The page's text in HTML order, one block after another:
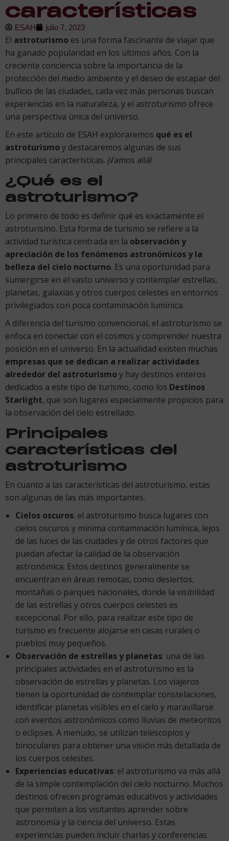
características
ESAH julio 7, 2023
El astroturismo es una forma fascinante de viajar que
ha ganado popularidad en los últimos años. Con la
creciente conciencia sobre la importancia de la
protección del medio ambiente y el deseo de escapar del
bullicio de las ciudades, cada vez más personas buscan
experiencias en la naturaleza, y el astroturismo ofrece
una perspectiva única del universo.
En este artículo de ESAH exploraremos qué es el
astroturismoy destacaremos algunas de sus
principales características. ¡Vamos allá!
¿Qué es el
astroturismo?
Lo primero de todo es definir qué es exactamente el
astroturismo. Esta forma de turismo se refiere a la
actividad turística centrada en la observación y
apreciación de los fenómenos astronómicos y la
belleza del cielo nocturno. Es una oportunidad para
sumergirse en el vasto universo y contemplar estrellas,
planetas, galaxias y otros cuerpos celestes en entornos
privilegiados con poca contaminación lumínica.
A diferencia del turismo convencional, el astroturismo se
enfoca en conectar con el cosmos y comprender nuestra
posición en el universo. En la actualidad existen muchas
empresas que se dedican a realizar actividades
alrededor del astroturismoy hay destinos enteros
dedicados a este tipo de turismo, como los Destinos
Starlight, que son lugares especialmente propicios para
la observación del cielo estrellado.
Principales
características del
astroturismo
En cuanto a las características del astroturismo, estas
son algunas de las más importantes.
Cielos oscuros: el astroturismo busca lugares con
cielos oscuros y mínima contaminación lumínica, lejos
de las luces de las ciudades y de otros factores que
puedan afectar la calidad de la observación
astronómica. Estos destinos generalmente se
encuentran en áreas remotas, como desiertos,
montañas o parques nacionales, donde la visibilidad
de las estrellas y otros cuerpos celestes es
excepcional. Por ello, para realizar este tipo de
turismo es frecuente alojarse en casas rurales o
pueblos muy pequeños.
Observación de estrellas y planetas: una de las
principales actividades en el astroturismo es la
observación de estrellas y planetas. Los viajeros
tienen la oportunidad de contemplar constelaciones,
identificar planetas visibles en el cielo y maravillarse
con eventos astronómicos como lluvias de meteoritos
o eclipses. A menudo, se utilizan telescopios y
binoculares para obtener una visión más detallada de
los cuerpos celestes.
Experiencias educativas: el astroturismo va más allá
de la simple contemplación del cielo nocturno. Muchos
destinos ofrecen programas educativos y actividades
que permiten a los visitantes aprender sobre
astronomía y la ciencia del universo. Estas
experiencias pueden incluir charlas y conferencias